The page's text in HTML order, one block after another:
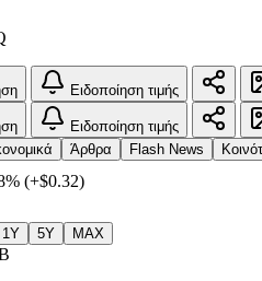
Ειδοποίηση τιμής
Ειδοποίηση τιμής
Άρθρα Flash News
(+$0.32)
1Y 5Y MAX